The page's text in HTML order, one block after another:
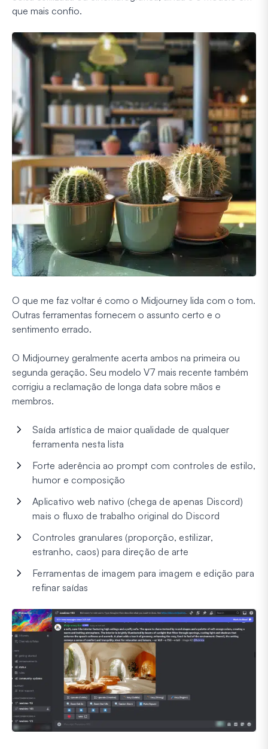
que mais confio.
O que me faz voltar é como o Midjourney lida com o tom.
Outras ferramentas fornecem o assunto certo e o
sentimento errado.
O Midjourney geralmente acerta ambos na primeira ou
segunda geração. Seu modelo V7 mais recente também
corrigiu a reclamação de longa data sobre mãos e
membros.
Saída artística de maior qualidade de qualquer
ferramenta nesta lista
Forte aderência ao prompt com controles de estilo,
humor e composição
Aplicativo web nativo (chega de apenas Discord)
mais o fluxo de trabalho original do Discord
Controles granulares (proporção, estilizar,
estranho, caos) para direção de arte
Ferramentas de imagem para imagem e edição para
refinar saídas